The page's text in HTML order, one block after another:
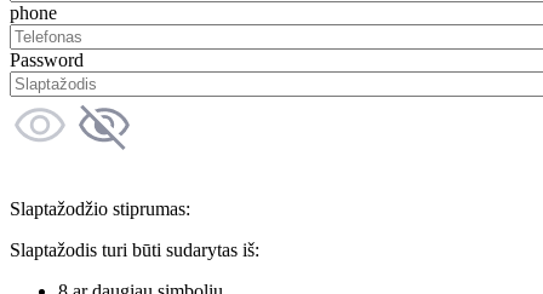
phone
Password
Slaptažodžio stiprumas:
Slaptažodis turi būti sudarytas iš: